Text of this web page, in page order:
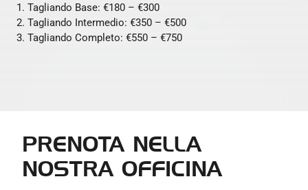
Tagliando Base: €180 – €300
Tagliando Intermedio: €350 – €500
Tagliando Completo: €550 – €750
PRENOTA NELLA
NOSTRA OFFICINA